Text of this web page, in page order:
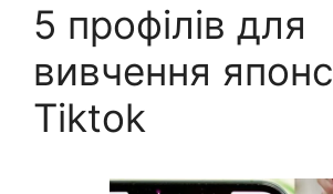
5 профілів для
вивчення
Tiktok